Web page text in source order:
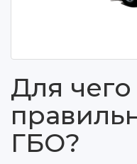
Для
ГБО?